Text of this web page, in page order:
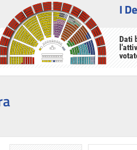
I
Dati